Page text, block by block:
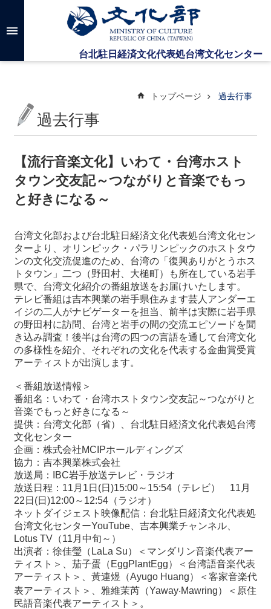
メインのコンテンツブロックにジャンプします
高
検
台
セ
ン
タ
に
つ
い
て
最
新
情
報
と
申
過
去
行
事
台
湾
の
本
関
連
リ
ン
ク
トップページ 過去行事
過去行事
【流行音楽文化】いわて・台湾ホスト
タウン交友記～つながりと音楽でもっ
と好きになる～
台湾文化部および台北駐日経済文化代表処台湾文化セン
ターより、オリンピック・パラリンピックのホストタウ
ンの文化交流促進のため、台湾の「復興ありがとうホス
トタウン」二つ（野田村、大槌町）も所在している岩手
県で、台湾文化紹介の番組放送をお届けいたします。
テレビ番組は吉本興業の岩手県住みます芸人アンダーエ
イジの二人がナビゲーターを担当、前半は実際に岩手県
の野田村に訪問、台湾と岩手の間の交流エピソードを聞
き込み調査！後半は台湾の四つの言語を通して台湾文化
の多様性を紹介、それぞれの文化を代表する金曲賞受賞
アーティストが出演します。
＜番組放送情報＞
番組名：いわて・台湾ホストタウン交友記～つながりと
音楽でもっと好きになる～
提供：台湾文化部（省）、台北駐日経済文化代表処台湾
文化センター
企画：株式会社MCIPホールディングズ
協力：吉本興業株式会社
放送局：IBC岩手放送テレビ・ラジオ
放送日程：11月1日(日)15:00～15:54（テレビ） 11月
22日(日)12:00～12:54（ラジオ）
ネットダイジェスト映像配信：台北駐日経済文化代表処
台湾文化センターYouTube、吉本興業チャンネル、
Lotus TV（11月中旬～）
出演者：徐佳瑩（LaLa Su）＜マンダリン音楽代表アー
ティスト＞、茄子蛋（EggPlantEgg）＜台湾語音楽代表
アーティスト＞、黃連煜（Ayugo Huang）＜客家音楽代
表アーティスト＞、雅維茉芮（Yaway‧Mawring）＜原住
民語音楽代表アーティスト＞。